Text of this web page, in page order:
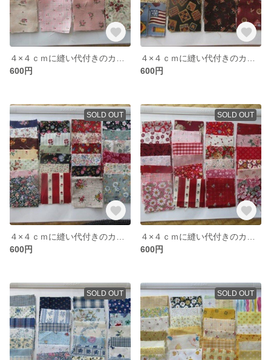
600円
600円
SOLD OUT
600円
SOLD OUT
600円
SOLD OUT SOLD OUT